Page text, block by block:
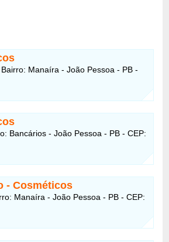
Manaíra - João Pessoa - PB -
Bancários - João Pessoa - PB - CEP:
- Cosméticos
Manaíra - João Pessoa - PB - CEP: